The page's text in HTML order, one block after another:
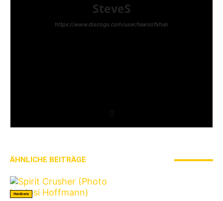
SteveS
https://www.discogs.com/user/tearsofkhali
ÄHNLICHE BEITRÄGE
Hardcore